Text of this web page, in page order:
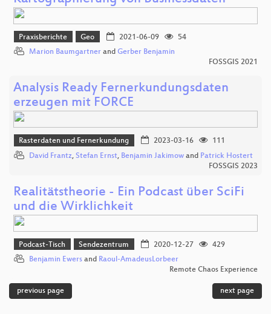
Praxisberichte Geo 2021-06-09
54
Marion Baumgartner and Gerber Benjamin
FOSSGIS 2021
Analysis Ready Fernerkundungsdaten
erzeugen mit FORCE
Rasterdaten und Fernerkundung 2023-03-16
111
David Frantz, Stefan Ernst, Benjamin Jakimow and Patrick Hostert
FOSSGIS 2023
Realitätstheorie - Ein Podcast über SciFi
und die Wirklichkeit
Podcast-Tisch Sendezentrum 2020-12-27
429
Benjamin Ewers and Raoul-AmadeusLorbeer
Remote Chaos Experience
previous page next page